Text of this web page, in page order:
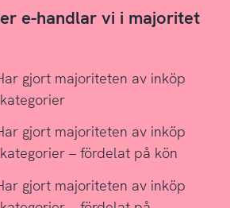
e-handlar vi i majoritet
gjort majoriteten av inköp
gjort majoriteten av inköp
– fördelat på kön
gjort majoriteten av inköp